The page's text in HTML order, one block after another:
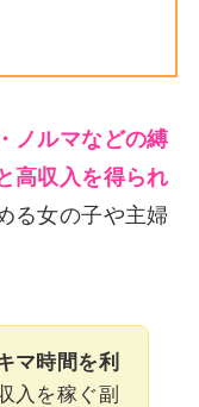
ノルマなどの縛
高収入を得られ
る女の子や主婦
マ時間を利
入を稼ぐ副